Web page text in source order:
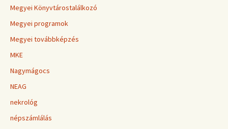
Megyei Könyvtárostalálkozó
Megyei programok
Megyei továbbképzés
MKE
Nagymágocs
NEAG
nekrológ
népszámlálás